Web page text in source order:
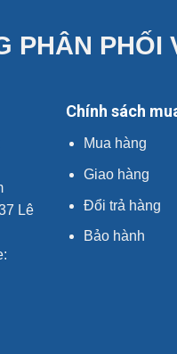
PHÂN PHỐI
Lê
Chính sách
Mua hàng
Giao hàng
Đổi trả hàng
Bảo hành